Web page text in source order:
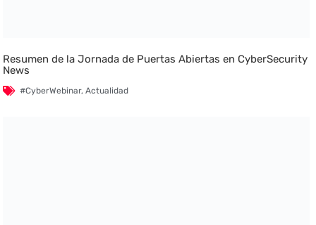
Resumen de la Jornada de Puertas Abiertas en CyberSecurity
News
#CyberWebinar,Actualidad